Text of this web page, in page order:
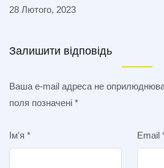
28 Лютого, 2023
Залишити відповідь
Ваша e-mail адреса не
поля позначені *
Ім'я * Email